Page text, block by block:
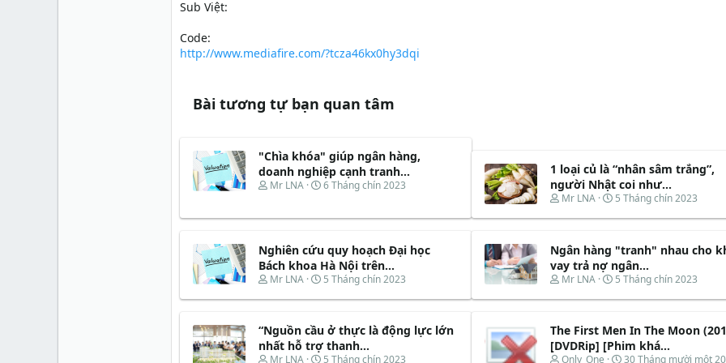
Sub Việt:
Code:
http://www.mediafire.com/?tcza46kx0hy3dqi
Bài tương tự bạn quan tâm
"Chìa khóa" giúp ngân hàng,
doanh nghiệp cạnh tranh...
T
e
d
s
t
r
e
Mr LNA
N
y
ắ
t
đ
u
6 Tháng chín 2023
1 loại củ là “nhân sâm trắng”,
người Nhật coi như...
T
r
a
d
s
a
t
e
r
Mr LNA
N
à
b
ắ
t
ầ
5 Tháng chín 2023
Nghiên cứu quy hoạch Đại học
Bách khoa Hà Nội trên...
T
r
a
d
s
Mr LNA
N
à
b
ắ
t
5 Tháng chín 2023
Ngân hàng "tranh" nhau cho
vay trả nợ ngân...
T
r
a
d
s
Mr LNA
N
à
b
ắ
t
5 Tháng chín 2023
“Nguồn cầu ở thực là động lực lớn
nhất hỗ trợ thanh...
T
Mr LNA
N
5 Tháng chín 2023
The First Men In The Moon
[DVDRip] [Phim khá...
T
Only_One
N
30 Tháng mười một